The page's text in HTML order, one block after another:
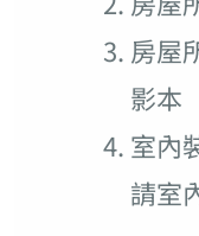
房屋
影本
室內
請室